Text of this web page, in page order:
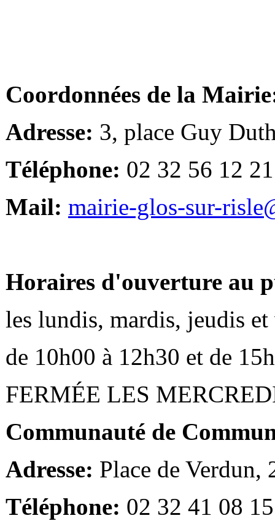
Coordonnées de la
Adresse: 3, place Guy
Téléphone: 02 32 56 12 21
Mail: mairie-glos-sur-
Horaires d'ouverture au
les lundis, mardis, jeudis et
de 10h00 à 12h30 et de
FERMÉE LES
Communauté de
Adresse: Place de Verdun,
Téléphone: 02 32 41 08 15